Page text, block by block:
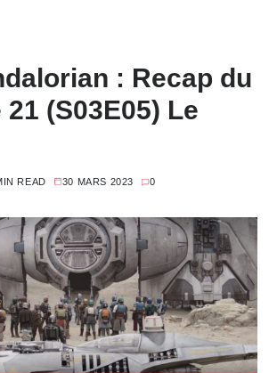
: Recap du
(S03E05) Le
READ 30 MARS 2023 0